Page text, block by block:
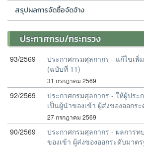
สรุปผลการจัดซื้อจัดจ้าง
ประกาศกรม/กระทรวง
93/2569
ประกาศกรมศุลกากร - แก้ไขเพิ่
(ฉบับที่ 11)
31 กรกฎาคม 2569
92/2569
ประกาศกรมศุลกากร - ให้ผู้ประ
เป็นผู้นำของเข้า ผู้ส่งของออกร
27 กรกฎาคม 2569
90/2569
ประกาศกรมศุลกากร - ผลการ
ของเข้า ผู้ส่งของออกระดับมาต